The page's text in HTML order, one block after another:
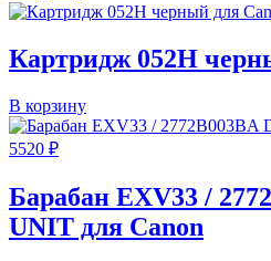
Картридж 052H
В корзину
5520 ₽
Барабан EXV33 /
UNIT для Canon